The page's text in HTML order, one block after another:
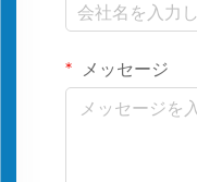
メッセージ